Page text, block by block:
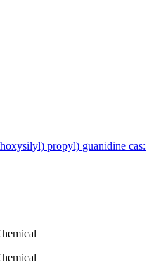
propyl) guanidine cas: